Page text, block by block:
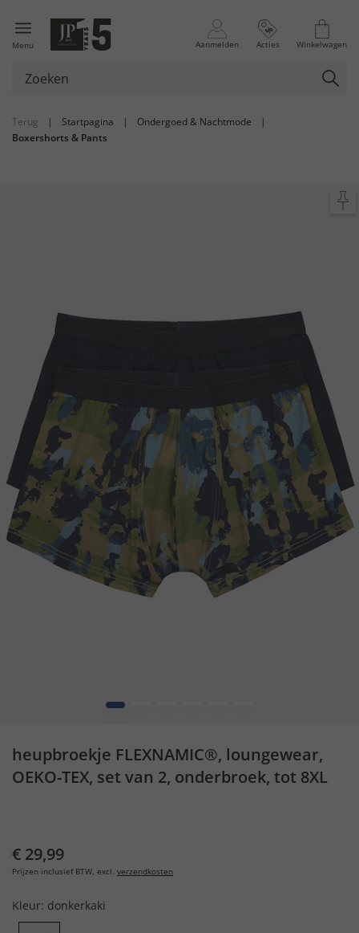
Menu Aanmelden Acties Winkelwagen
Terug | Startpagina | Ondergoed & Nachtmode
|
Boxershorts & Pants
1
heupbroekje FLEXNAMIC®, loungewear,
OEKO-TEX, set van 2, onderbroek, tot 8XL
€ 29,99
Prijzen inclusief BTW, excl. verzendkosten
Kleur: donkerkaki